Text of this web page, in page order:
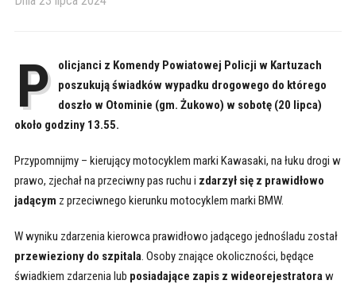
P
olicjanci z Komendy Powiatowej Policji w Kartuzach
poszukują świadków wypadku drogowego do którego
doszło w Otominie (gm. Żukowo) w sobotę (20 lipca)
około godziny 13.55.
Przypomnijmy – kierujący motocyklem marki Kawasaki, na łuku drogi w
prawo, zjechał na przeciwny pas ruchu i zdarzył się z prawidłowo
jadącym z przeciwnego kierunku motocyklem marki BMW.
W wyniku zdarzenia kierowca prawidłowo jadącego jednośladu został
przewieziony do szpitala. Osoby znające okoliczności, będące
świadkiem zdarzenia lub posiadające zapis z wideorejestratoraw